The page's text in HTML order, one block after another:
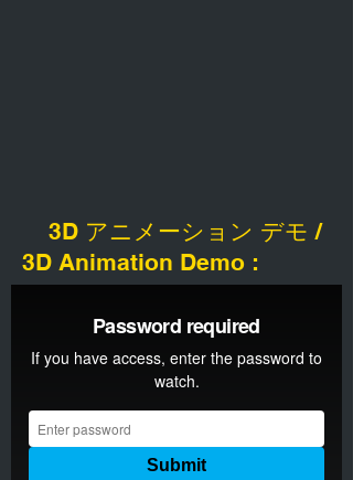
3D アニメーション デモ /
3D Animation Demo :